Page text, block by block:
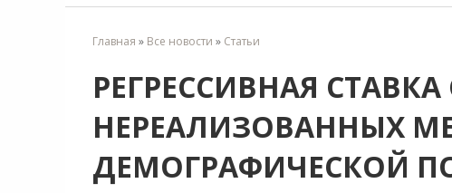
Главная » Все новости » Статьи
РЕГРЕССИВНАЯ
НЕРЕАЛИЗОВАННЫХ
ДЕМОГРАФИЧЕСКОЙ